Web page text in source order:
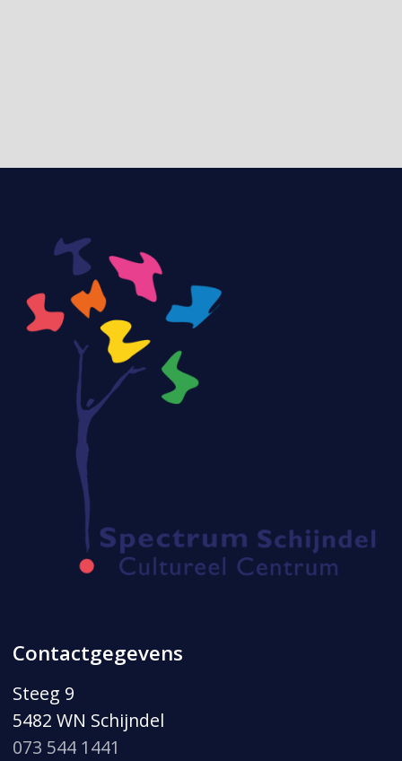
Contactgegevens
Steeg 9
5482 WN Schijndel
073 544 1441